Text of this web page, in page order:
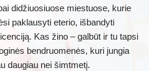
didžiuosiuose miestuose, kurie
paklausyti eterio, išbandyti
Kas žino – galbūt ir tu tapsi
bendruomenės, kuri jungia
daugiau nei šimtmetį.